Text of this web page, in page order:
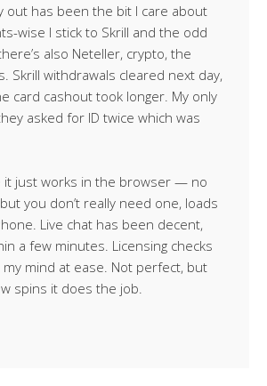
out has been the bit I care about
wise I stick to Skrill and the odd
also Neteller, crypto, the
Skrill withdrawals cleared next day,
card cashout took longer. My only
asked for ID twice which was
it just works in the browser — no
you don’t really need one, loads
Live chat has been decent,
a few minutes. Licensing checks
mind at ease. Not perfect, but
spins it does the job.